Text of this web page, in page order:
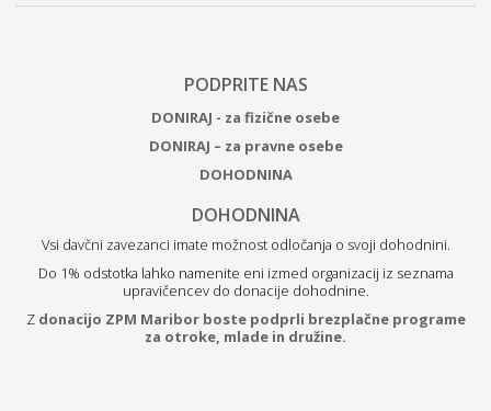
PODPRITE NAS
DONIRAJ - za fizične osebe
DONIRAJ – za pravne osebe
DOHODNINA
DOHODNINA
Vsi davčni zavezanci imate možnost odločanja o svoji dohodnini.
Do 1% odstotka lahko namenite eni izmed organizacij iz seznama
upravičencev do donacije dohodnine.
Z donacijo ZPM Maribor boste podprli brezplačne programe
za otroke, mlade in družine.